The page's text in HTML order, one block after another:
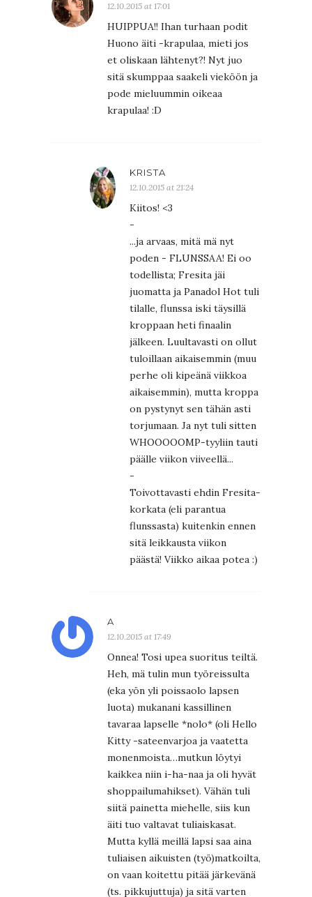
12.10.2015 at 17:01
HUIPPUA!! Ihan turhaan podit
Huono äiti -krapulaa, mieti jos
et oliskaan lähtenyt?! Nyt juo
sitä skumppaa saakeli vieköön ja
pode mieluummin oikeaa
krapulaa! :D
KRISTA
12.10.2015 at 21:24
Kiitos! <3
-
...ja arvaas, mitä mä nyt
poden - FLUNSSAA! Ei oo
todellista; Fresita jäi
juomatta ja Panadol Hot tuli
tilalle, flunssa iski täysillä
kroppaan heti finaalin
jälkeen. Luultavasti on ollut
tuloillaan aikaisemmin (muu
perhe oli kipeänä viikkoa
aikaisemmin), mutta kroppa
on pystynyt sen tähän asti
torjumaan. Ja nyt tuli sitten
WHOOOOOMP-tyyliin tauti
päälle viikon viiveellä...
-
Toivottavasti ehdin Fresita-
korkata (eli parantua
flunssasta) kuitenkin ennen
sitä leikkausta viikon
päästä! Viikko aikaa potea :)
A
12.10.2015 at 17:49
Onnea! Tosi upea suoritus teiltä.
Heh, mä tulin mun työreissulta
(eka yön yli poissaolo lapsen
luota) mukanani kassillinen
tavaraa lapselle *nolo* (oli Hello
Kitty -sateenvarjoa ja vaatetta
monenmoista…mutkun löytyi
kaikkea niin i-ha-naa ja oli hyvät
shoppailumahikset). Vähän tuli
siitä painetta miehelle, siis kun
äiti tuo valtavat tuliaiskasat.
Mutta kyllä meillä lapsi saa aina
tuliaisen aikuisten (työ)matkoilta,
on vaan koitettu pitää järkevänä
(ts. pikkujuttuja) ja sitä varten